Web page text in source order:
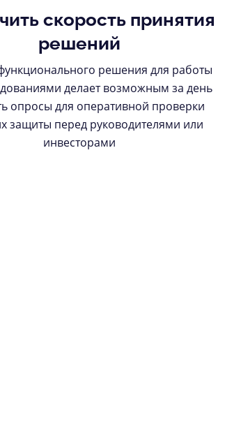
скорость принятия
решений
решения для работы
делает возможным за день
опросы для оперативной проверки
защиты перед руководителями или
инвесторами